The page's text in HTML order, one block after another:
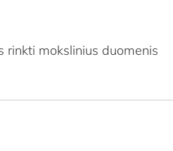
rinkti mokslinius duomenis